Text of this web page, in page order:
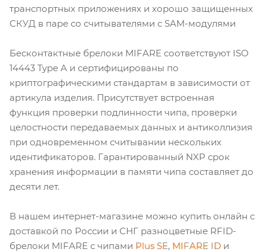
транспортных приложениях и хорошо защищенных
СКУД в паре со считывателями с SAM-модулями
Бесконтактные брелоки MIFARE соответствуют ISO
14443 Type A и сертифицированы по
криптографическими стандартам в зависимости от
артикула изделия. Присутствует встроенная
функция проверки подлинности чипа, проверки
целостности передаваемых данных и антиколлизия
при одновременном считывании нескольких
идентификаторов. Гарантированный NXP срок
хранения информации в памяти чипа составляет до
десяти лет.
В нашем интернет-магазине можно купить онлайн с
доставкой по России и СНГ разноцветные RFID-
брелоки MIFARE с чипами Plus SE, MIFARE ID и